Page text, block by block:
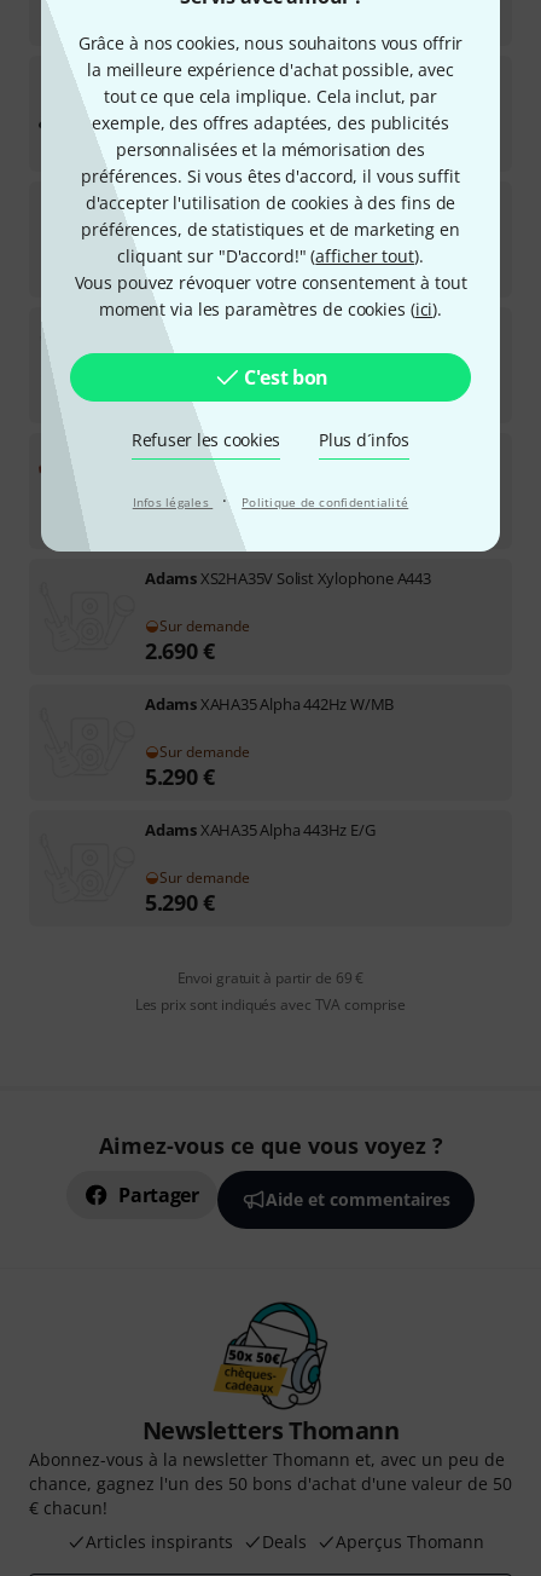
Grâce à nos cookies, nous souhaitons vous offrir
la meilleure expérience d'achat possible, avec
tout ce que cela implique. Cela inclut, par
exemple, des offres adaptées, des publicités
personnalisées et la mémorisation des
préférences. Si vous êtes d'accord, il vous suffit
d'accepter l'utilisation de cookies à des fins de
préférences, de statistiques et de marketing en
cliquant sur "D'accord!" (afficher tout).
Vous pouvez révoquer votre consentement à tout
moment via les paramètres de cookies (ici).
C'est bon
Refuser les cookies Plus d´infos
Infos légales · Politique de confidentialité
YamahaYX 500R Xylophone A=442
Sur demande
4.298 €
SonorCXPO Concert Xylophon Palisono
Disponible immédiatement
2.998€
Studio 49 RXC 4000/V A=443
Sur demande
5.799€
Thomann THX 3.5 A=442Hz B-Stock
Disponible immédiatement
AdamsXS2HA35V Solist Xylophone A443
Sur demande
2.690€
AdamsXAHA35 Alpha 442Hz W/MB
Sur demande
5.290€
AdamsXAHA35 Alpha 443Hz E/G
Sur demande
5.290€
Envoi gratuit à partir de 69 €
Les prix sont indiqués avec TVA comprise
Aimez-vous ce que vous voyez ?
Partager Aide et commentaires
Newsletters Thomann
Abonnez-vous à la newsletter Thomann et, avec un peu de
chance, gagnez l'un des 50 bons d'achat d'une valeur de 50
€ chacun!
Articles inspirants
Deals Aperçus Thomann